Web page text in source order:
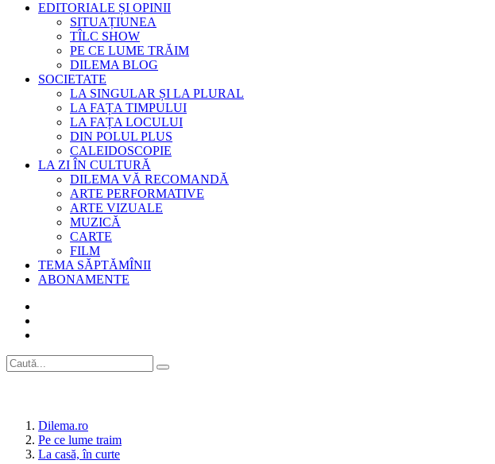
EDITORIALE ȘI OPINII
SITUAȚIUNEA
TÎLC SHOW
PE CE LUME TRĂIM
DILEMA BLOG
SOCIETATE
LA SINGULAR ȘI LA PLURAL
LA FAȚA TIMPULUI
LA FAȚA LOCULUI
DIN POLUL PLUS
CALEIDOSCOPIE
LA ZI ÎN CULTURĂ
DILEMA VĂ RECOMANDĂ
ARTE PERFORMATIVE
ARTE VIZUALE
MUZICĂ
CARTE
FILM
TEMA SĂPTĂMÎNII
ABONAMENTE
Dilema.ro
Pe ce lume traim
La casă, în curte